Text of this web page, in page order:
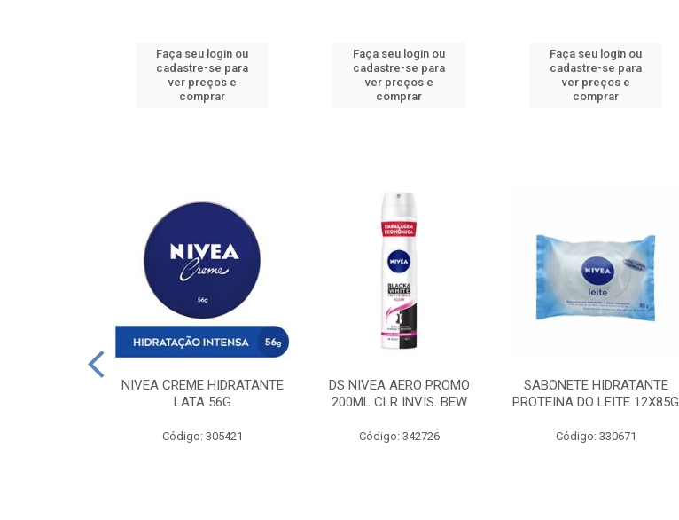
Faça seu login ou
cadastre-se para
ver preços e
comprar
Faça seu login ou
cadastre-se para
ver preços e
comprar
Faça seu login ou
cadastre-se para
ver preços e
comprar
NIVEA CREME HIDRATANTE
LATA 56G
Código: 305421
DS NIVEA AERO PROMO
200ML CLR INVIS. BEW
Código: 342726
SABONETE HIDRATANTE
PROTEINA DO LEITE 12X85G
Código: 330671